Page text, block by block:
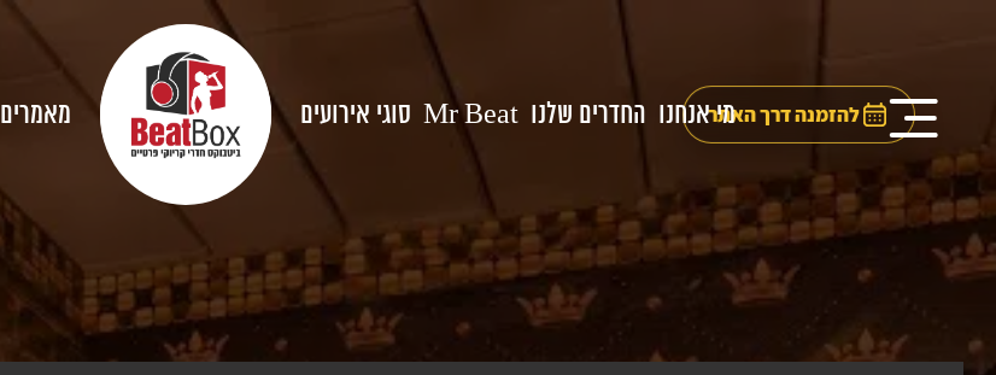
להזמנה דרך האתרמי אנחנו החדרים שלנו Mr Beat סוגי אירועים מאמרים